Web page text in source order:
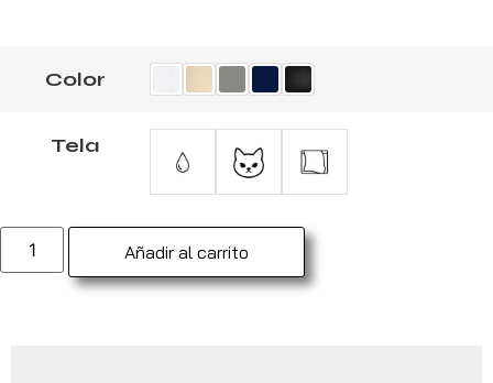
Color
Tela
Añadir al carrito